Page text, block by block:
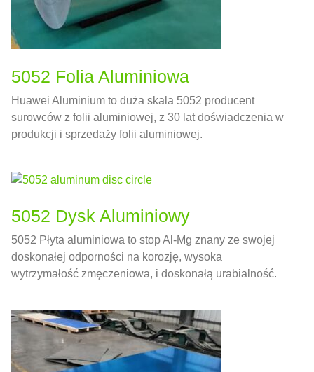
5052 Folia Aluminiowa
Huawei Aluminium to duża skala 5052 producent
surowców z folii aluminiowej, z 30 lat doświadczenia w
produkcji i sprzedaży folii aluminiowej.
5052 Dysk Aluminiowy
5052 Płyta aluminiowa to stop Al-Mg znany ze swojej
doskonałej odporności na korozję, wysoka
wytrzymałość zmęczeniowa, i doskonałą urabialność.